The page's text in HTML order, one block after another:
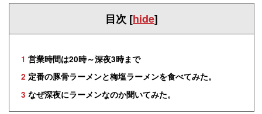
目次 [hide]
1 営業時間は20時～深夜3時まで
2 定番の豚骨ラーメンと梅塩ラーメンを食べてみた。
3 なぜ深夜にラーメンなのか聞いてみた。